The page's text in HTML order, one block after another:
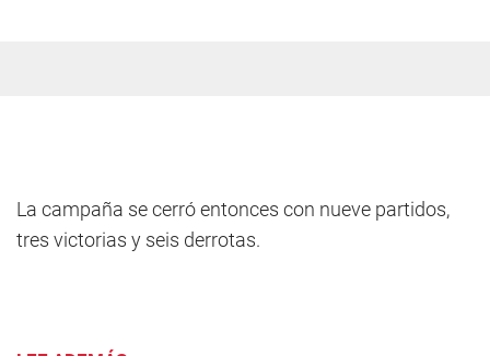
La campaña se cerró entonces con nueve partidos,
tres victorias y seis derrotas.